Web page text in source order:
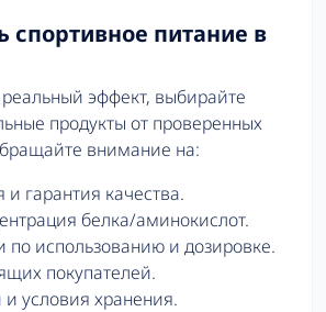
спортивное питание в
эффект, выбирайте
продукты от проверенных
внимание на:
гарантия качества.
белка/аминокислот.
по использованию и дозировке.
покупателей.
и условия хранения.